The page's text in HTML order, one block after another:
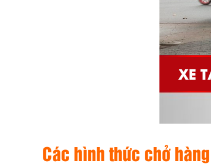
Các hình thức chở